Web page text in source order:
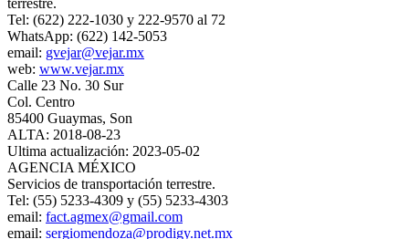
Tel: (622) 222-1030 y 222-9570 al 72
WhatsApp: (622) 142-5053
email: gvejar@vejar.mx
web: www.vejar.mx
Calle 23 No. 30 Sur
Col. Centro
85400 Guaymas, Son
ALTA: 2018-08-23
Ultima actualización: 2023-05-02
AGENCIA MÉXICO
Servicios de transportación terrestre.
Tel: (55) 5233-4309 y (55) 5233-4303
email: fact.agmex@gmail.com
email: sergiomendoza@prodigy.net.mx